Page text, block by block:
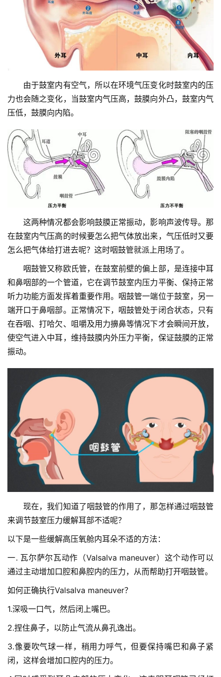
协
介
绍
建
工
组
由于鼓室内有空气，所以在环境气压变化时鼓室内的压
力也会随之变化，当鼓室内气压高，鼓膜向外凸，鼓室内气
压低，鼓膜向内陷。
这两种情况都会影响鼓膜正常振动，影响声波传导。那
在鼓室内气压高的时候要怎么把气体放出来，气压低时又要
怎么把气体给打进去呢？这时咽鼓管就派上用场了。
咽鼓管又称欧氏管，在鼓室前壁的偏上部，是连接中耳
和鼻咽部的一个管道，它在调节鼓室内压力平衡、保持正常
听力功能方面发挥着重要作用。咽鼓管一端位于鼓室，另一
端开口于鼻咽部。正常情况下，咽鼓管处于闭合状态，只有
在吞咽、打哈欠、咀嚼及用力擤鼻等情况下才会瞬间开放，
使空气进入中耳，维持鼓膜内外压力平衡，保证鼓膜的正常
振动。
现在，我们知道了咽鼓管的作用了，那怎样通过咽鼓管
来调节鼓室压力缓解耳部不适呢？
以下是一些缓解高压氧舱内耳朵不适的方法：
一. 瓦尔萨尔瓦动作（Valsalva maneuver）这个动作可以
通过主动增加口腔和鼻腔内的压力，从而帮助打开咽鼓管。
如何正确执行Valsalva maneuver？
1.深吸一口气，然后闭上嘴巴。
2.捏住鼻子，以防止气流从鼻孔逸出。
3.像要吹气球一样，稍用力呼气，但要保持嘴巴和鼻子紧
闭，这样会增加口腔内的压力。